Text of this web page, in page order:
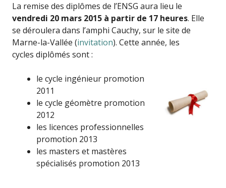
La remise des diplômes de l’ENSG aura lieu le
vendredi 20 mars 2015 à partir de 17 heures. Elle
se déroulera dans l’amphi Cauchy, sur le site de
Marne-la-Vallée (invitation). Cette année, les
cycles diplômés sont :
le cycle ingénieur promotion
2011
le cycle géomètre promotion
2012
les licences professionnelles
promotion 2013
les masters et mastères
spécialisés promotion 2013